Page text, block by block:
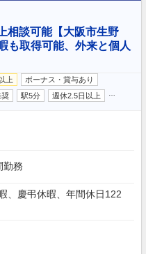
相談可能【大阪市生野
取得可能、外来と個人
上
ボーナス・賞与あり
奨 駅5分 週休2.5日以上
務
、慶弔休暇、年間休日122